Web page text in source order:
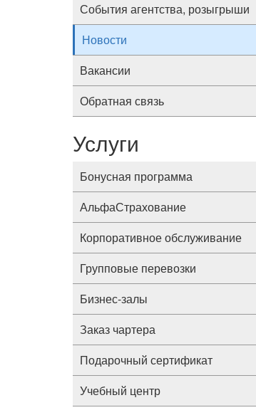
События агентства, розыгрыши
Новости
Вакансии
Обратная связь
Услуги
Бонусная программа
АльфаСтрахование
Корпоративное обслуживание
Групповые перевозки
Бизнес-залы
Заказ чартера
Подарочный сертификат
Учебный центр